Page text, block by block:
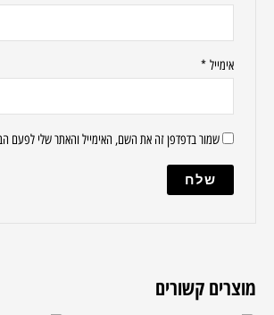
אימייל*
שמור בדפדפן זה את השם, האימייל והאתר שלי לפעם
מוצרים קשורים